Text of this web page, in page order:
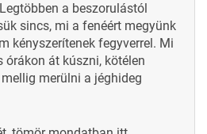
a beszorulástól
sincs, mi a fenéért megyünk
kényszerítenek fegyverrel. Mi
órákon át kúszni, kötélen
merülni a jéghideg